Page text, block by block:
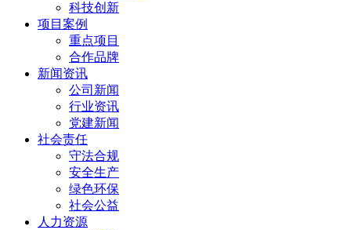
科技创新
项目案例
重点项目
合作品牌
新闻资讯
公司新闻
行业资讯
党建新闻
社会责任
守法合规
安全生产
绿色环保
社会公益
人力资源